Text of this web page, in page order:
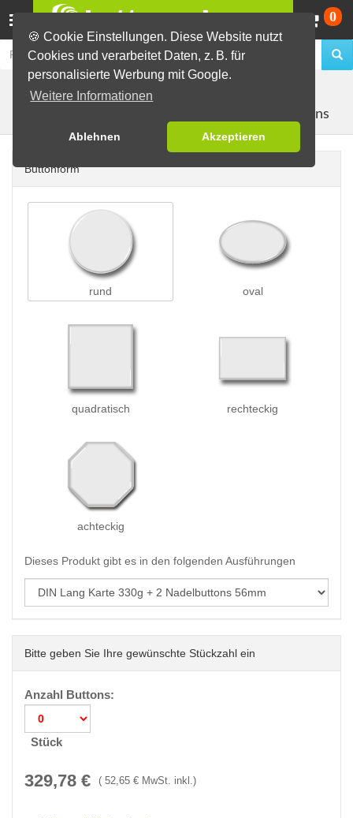
🍪 Cookie Einstellungen. Diese Website nutzt
Cookies und verarbeitet Daten, z. B. für
personalisierte Werbung mit Google.
Weitere Informationen
Ablehnen Akzeptieren
0
Buttons erstellen Buttons auf Karten
mit 2 Buttons
Buttonform
rund oval
quadratisch rechteckig
achteckig
Dieses Produkt gibt es in den folgenden Ausführungen
Bitte geben Sie Ihre gewünschte Stückzahl ein
Anzahl Buttons:
Stück
329,78 € ( 52,65 € MwSt. inkl.)